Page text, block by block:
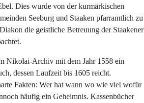
Dies wurde von der kurmärkischen
Seeburg und Staaken pfarramtlich zu
die geistliche Betreuung der Staakener
Nikolai-Archiv mit dem Jahr 1558 ein
dessen Laufzeit bis 1605 reicht.
Fakten: Wer hat wann wo wie viel wofür
häufig ein Geheimnis. Kassenbücher